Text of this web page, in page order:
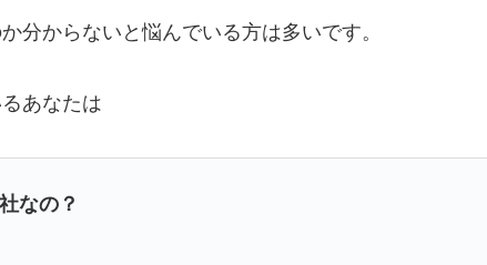
分からないと悩んでいる方は多いです。
あなたは
なの？